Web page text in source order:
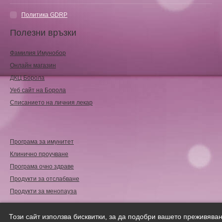
Политика GDRP
Полезни връзки
Фамилия Имунобор
Онлайн магазин
ДКЦ Борола
Уеб сайт на Борола
Списанието на личния лекар
Програма за имунитет
Клинично проучване
Програма очно здраве
Продукти за отслабване
Продукти за менопауза
Copyright © 2018 | Всички права запазени.
Този сайт използва бисквитки, за да подобри вашето